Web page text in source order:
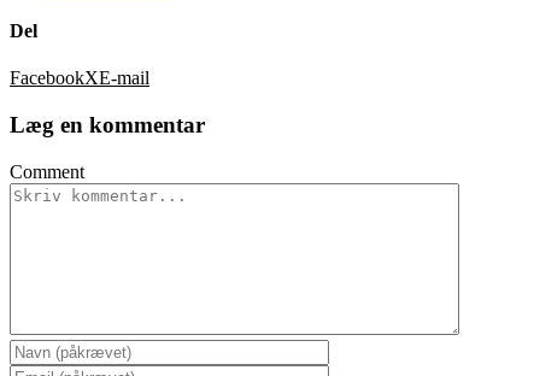
Del
FacebookXE-mail
Læg en kommentar
Comment